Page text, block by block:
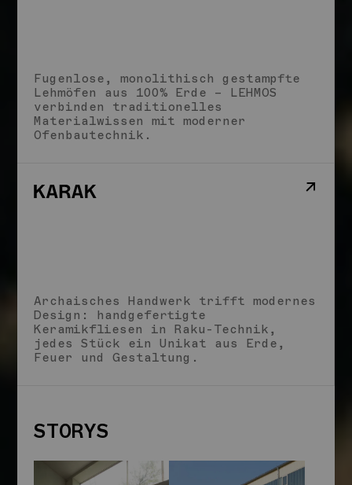
Fugenlose, monolithisch gestampfte
Lehmöfen aus 100% Erde – LEHMOS
verbinden traditionelles
Materialwissen mit moderner
Ofenbautechnik.
Archaisches Handwerk trifft modernes
Design: handgefertigte
Keramikfliesen in Raku-Technik,
jedes Stück ein Unikat aus Erde,
Feuer und Gestaltung.
STORYS